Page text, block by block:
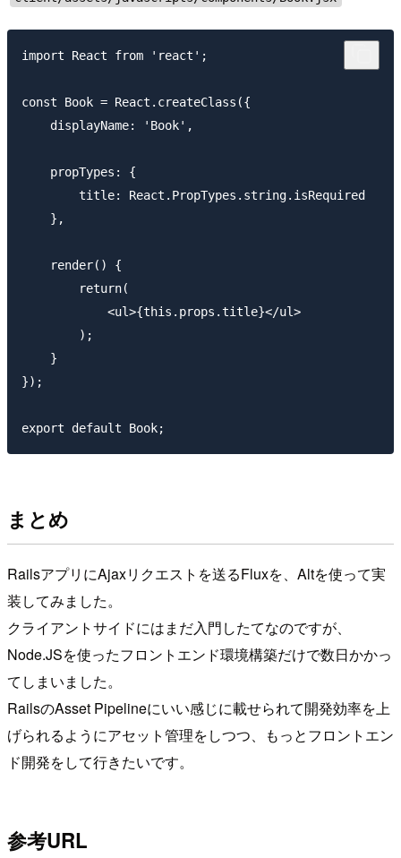
import React from 'react';
const Book = React.createClass({
    displayName: 'Book',
    propTypes: {
        title: React.PropTypes.string.isRequired
    },
    render() {
        return(
            <ul>{this.props.title}</ul>
        );
    }
});
まとめ
RailsアプリにAjaxリクエストを送るFluxを、Altを使って実
装してみました。
クライアントサイドにはまだ入門したてなのですが、
Node.JSを使ったフロントエンド環境構築だけで数日かかっ
てしまいました。
RailsのAsset Pipelineにいい感じに載せられて開発効率を上
げられるようにアセット管理をしつつ、もっとフロントエン
ド開発をして行きたいです。
参考URL